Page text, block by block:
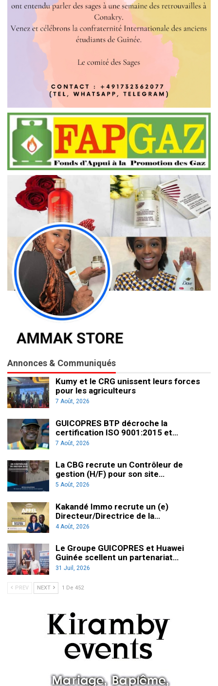
Annonces & Communiqués
Kumy et le CRG unissent leurs forces
pour les agriculteurs
7 Août, 2026
GUICOPRES BTP décroche la
certification ISO 9001:2015 et…
7 Août, 2026
La CBG recrute un Contrôleur de
gestion (H/F) pour son site…
5 Août, 2026
Kakandé Immo recrute un (e)
Directeur/Directrice de la…
4 Août, 2026
Le Groupe GUICOPRES et Huawei
Guinée scellent un partenariat…
31 Juil, 2026
PREV NEXT 1 De 452